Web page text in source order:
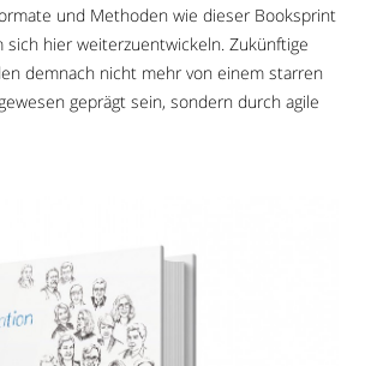
und Methoden wie dieser Booksprint
sich hier weiterzuentwickeln. Zukünftige
demnach nicht mehr von einem starren
geprägt sein, sondern durch agile